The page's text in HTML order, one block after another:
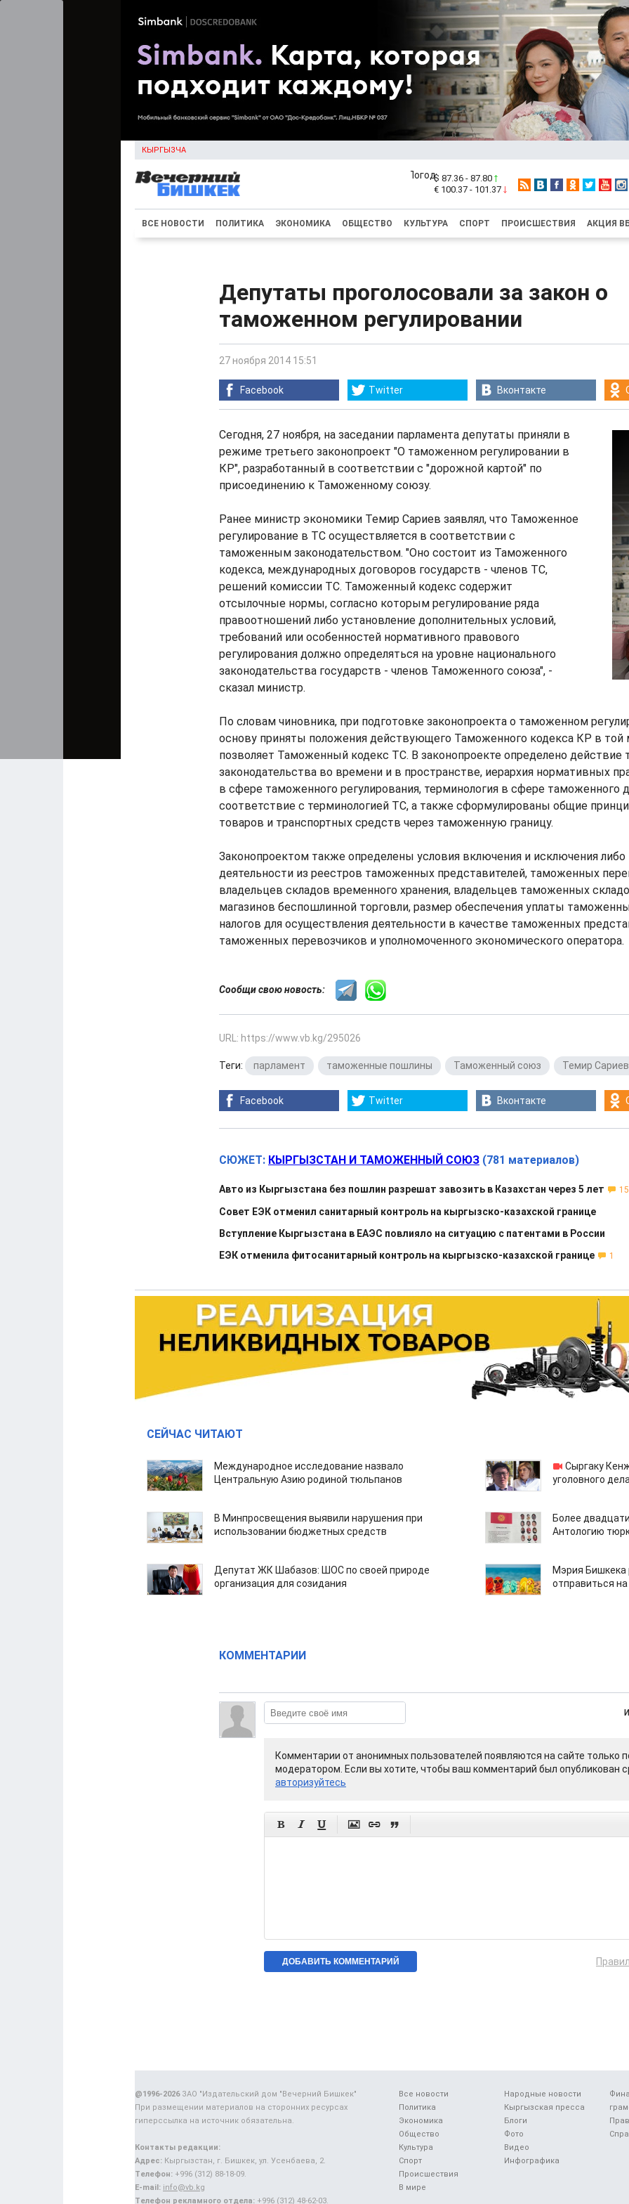
КЫРГЫЗЧА
$ 87.36 - 87.80
€ 100.37 - 101.37
ВСЕ НОВОСТИ ПОЛИТИКА ЭКОНОМИКА ОБЩЕСТВО КУЛЬТУРА СПОРТ ПРОИСШЕСТВИЯ АКЦИЯ
Депутаты проголосовали за закон о
таможенном регулировании
27 ноября 2014 15:51
Facebook Twitter Вконтакте
Сегодня, 27 ноября, на заседании парламента депутаты приняли в
режиме третьего законопроект "О таможенном регулировании в
КР", разработанный в соответствии с "дорожной картой" по
присоединению к Таможенному союзу.
Ранее министр экономики Темир Сариев заявлял, что Таможенное
регулирование в ТС осуществляется в соответствии с
таможенным законодательством. "Оно состоит из Таможенного
кодекса, международных договоров государств - членов ТС,
решений комиссии ТС. Таможенный кодекс содержит
отсылочные нормы, согласно которым регулирование ряда
правоотношений либо установление дополнительных условий,
требований или особенностей нормативного правового
регулирования должно определяться на уровне национального
законодательства государств - членов Таможенного союза", -
сказал министр.
По словам чиновника, при подготовке законопроекта о таможенном
основу приняты положения действующего Таможенного кодекса КР в той
позволяет Таможенный кодекс ТС. В законопроекте определено действие
законодательства во времени и в пространстве, иерархия нормативных
в сфере таможенного регулирования, терминология в сфере таможенного
соответствие с терминологией ТС, а также сформулированы общие
товаров и транспортных средств через таможенную границу.
Законопроектом также определены условия включения и исключения либо
деятельности из реестров таможенных представителей, таможенных
владельцев складов временного хранения, владельцев таможенных
магазинов беспошлинной торговли, размер обеспечения уплаты
налогов для осуществления деятельности в качестве таможенных
таможенных перевозчиков и уполномоченного экономического оператора.
Сообщи свою новость:
URL: https://www.vb.kg/295026
Теги: парламент таможенные пошлины Таможенный союз Темир Сариев
Facebook Twitter Вконтакте
СЮЖЕТ: КЫРГЫЗСТАН И ТАМОЖЕННЫЙ СОЮЗ (781 материалов)
Авто из Кыргызстана без пошлин разрешат завозить в Казахстан через 5 лет 15
Совет ЕЭК отменил санитарный контроль на кыргызско-казахской границе
Вступление Кыргызстана в ЕАЭС повлияло на ситуацию с патентами в России
ЕЭК отменила фитосанитарный контроль на кыргызско-казахской границе
1
СЕЙЧАС ЧИТАЮТ
Международное исследование назвало
Центральную Азию родиной тюльпанов
Сыргаку
уголовного
В Минпросвещения выявили нарушения при
использовании бюджетных средств
Более
Антологию
Депутат ЖК Шабазов: ШОС по своей природе
организация для созидания
Мэрия Бишкека
отправиться
КОММЕНТАРИИ
Комментарии от анонимных пользователей появляются на сайте только
модератором. Если вы хотите, чтобы ваш комментарий был опубликован
авторизуйтесь
     
Все новости
Политика
Экономика
Общество
Культура
Спорт
Происшествия
В мире
Народные новости
Кыргызская пресса
Блоги
Фото
Видео
Инфографика
@1996-2026ЗАО "Издательский дом "Вечерний Бишкек"
При размещении материалов на сторонних ресурсах
гиперссылка на источник обязательна.
Контакты редакции:
Адрес: Кыргызстан, г. Бишкек, ул. Усенбаева, 2.
Телефон: +996 (312) 88-18-09.
E-mail: info@vb.kg
Телефон рекламного отдела: +996 (312) 48-62-03.